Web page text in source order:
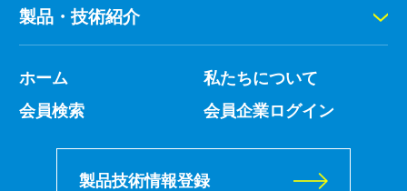
製品・技術紹介
ホーム
私たちについて
会員検索
会員企業ログイン
製品技術情報登録